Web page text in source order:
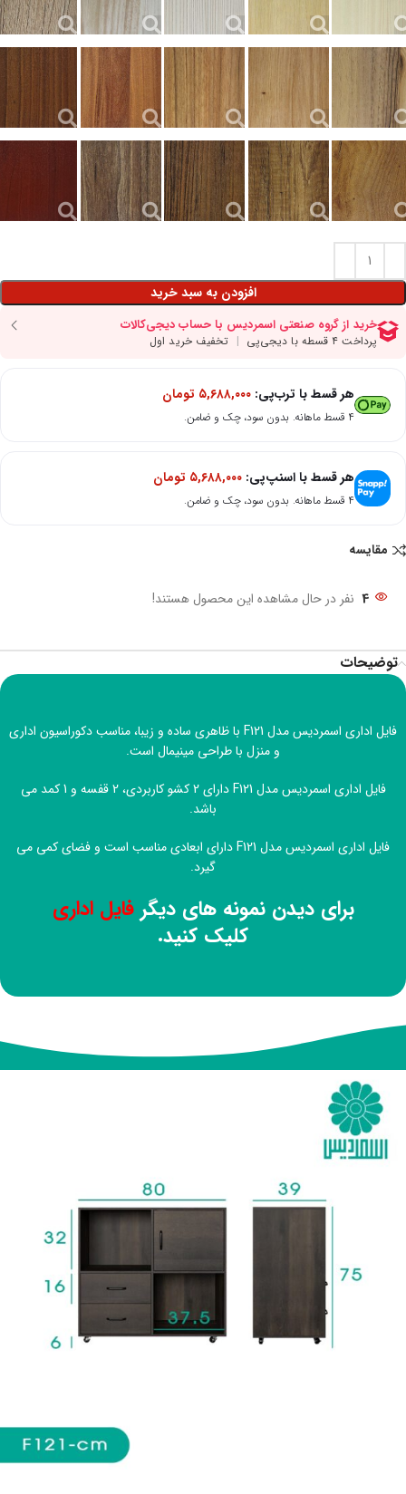
افزودن به سبد خرید
هر قسط با ترب‌پی: ۵,۶۸۸,۰۰۰ تومان
۴ قسط ماهانه. بدون سود، چک و ضامن.
هر قسط با اسنپ‌پی: ۵,۶۸۸,۰۰۰ تومان
۴ قسط ماهانه. بدون سود، چک و ضامن.
مقایسه
4 نفر در حال مشاهده این محصول هستند!
توضیحات
فایل اداری اسمردیس مدل F121 با ظاهری ساده و زیبا، مناسب دکوراسیون اداری
و منزل با طراحی مینیمال است.
فایل اداری اسمردیس مدل F121 دارای 2 کشو کاربردی، 2 قفسه و 1 کمد می
باشد.
فایل اداری اسمردیس مدل F121 دارای ابعادی مناسب است و فضای کمی می
گیرد.
برای دیدن نمونه های دیگرفایل اداری
کلیک کنید.